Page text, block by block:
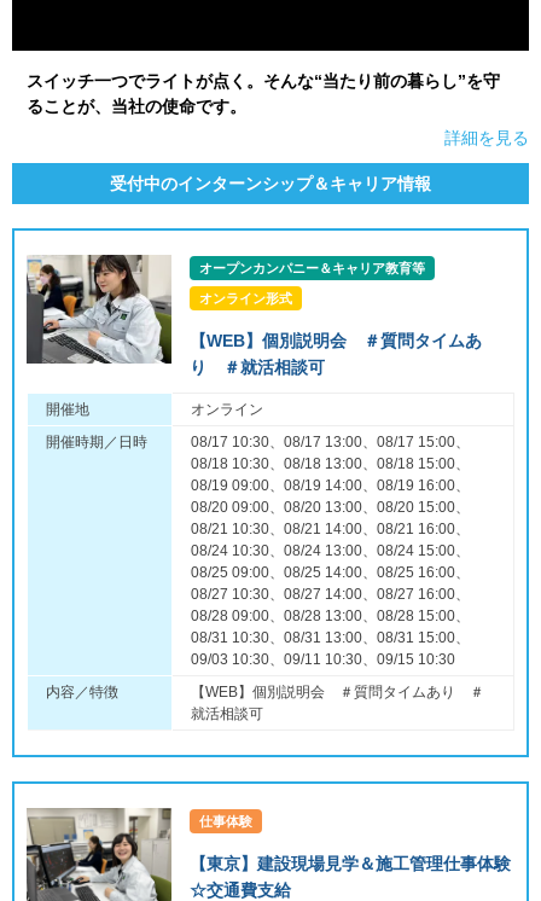
スイッチ一つでライトが点く。そんな“当たり前の暮らし”を守
ることが、当社の使命です。
詳細を見る
受付中のインターンシップ＆キャリア情報
オープンカンパニー＆キャリア教育等
オンライン形式
【WEB】個別説明会 ＃質問タイムあ
り ＃就活相談可
開催地
オンライン
開催時期／日時
08/17 10:30、08/17 13:00、08/17 15:00、
08/18 10:30、08/18 13:00、08/18 15:00、
08/19 09:00、08/19 14:00、08/19 16:00、
08/20 09:00、08/20 13:00、08/20 15:00、
08/21 10:30、08/21 14:00、08/21 16:00、
08/24 10:30、08/24 13:00、08/24 15:00、
08/25 09:00、08/25 14:00、08/25 16:00、
08/27 10:30、08/27 14:00、08/27 16:00、
08/28 09:00、08/28 13:00、08/28 15:00、
08/31 10:30、08/31 13:00、08/31 15:00、
09/03 10:30、09/11 10:30、09/15 10:30
内容／特徴
【WEB】個別説明会 ＃質問タイムあり ＃
就活相談可
仕事体験
【東京】建設現場見学＆施工管理仕事体験
☆交通費支給